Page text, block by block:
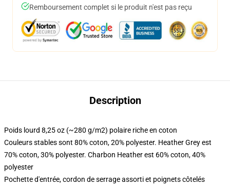
Remboursement complet si le produit n'est pas reçu
Description
Poids lourd 8,25 oz (~280 g/m2) polaire riche en coton
Couleurs stables sont 80% coton, 20% polyester. Heather Grey est
70% coton, 30% polyester. Charbon Heather est 60% coton, 40%
polyester
Pochette d'entrée, cordon de serrage assorti et poignets côtelés